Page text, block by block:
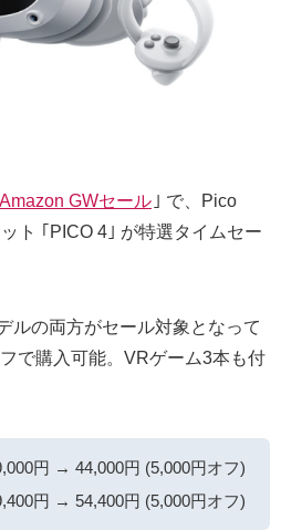
Amazon GWセール ｣ で、Pico
ト ｢PICO 4｣ が特選タイムセー
ルの両方がセール対象となって
で購入可能。VRゲーム3本も付
円 → 44,000円 (5,000円オフ)
円 → 54,400円 (5,000円オフ)